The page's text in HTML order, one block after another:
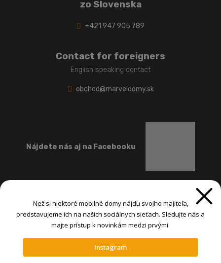
zo Slovenska
+421 947 905 789
Contact for foreigners
English speaking contact
obchod@marveldomy.sk
Nájdete nás aj na Facebooku
Než si niektoré mobilné domy nájdu svojho majiteľa,
predstavujeme ich na našich sociálnych sieťach. Sledujte nás a
majte prístup k novinkám medzi prvými.
Instagram